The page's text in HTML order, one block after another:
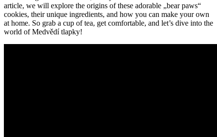
article, we will explore the origins of these adorable „bear paws“
cookies, their unique ingredients, and how you can make your own
at home. So grab a cup of tea, get comfortable, and let’s dive into the
world of Medvědí tlapky!